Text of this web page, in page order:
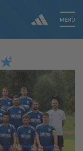
MENÜ
Jetzt einloggen